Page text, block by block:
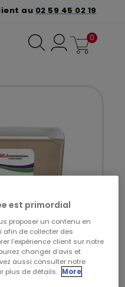
au 02 59 45 02 19
0
est primordial
proposer un contenu en
afin de collecter des
l’expérience client sur notre
changer d’avis et
aussi consulter notre
plus de détails. More